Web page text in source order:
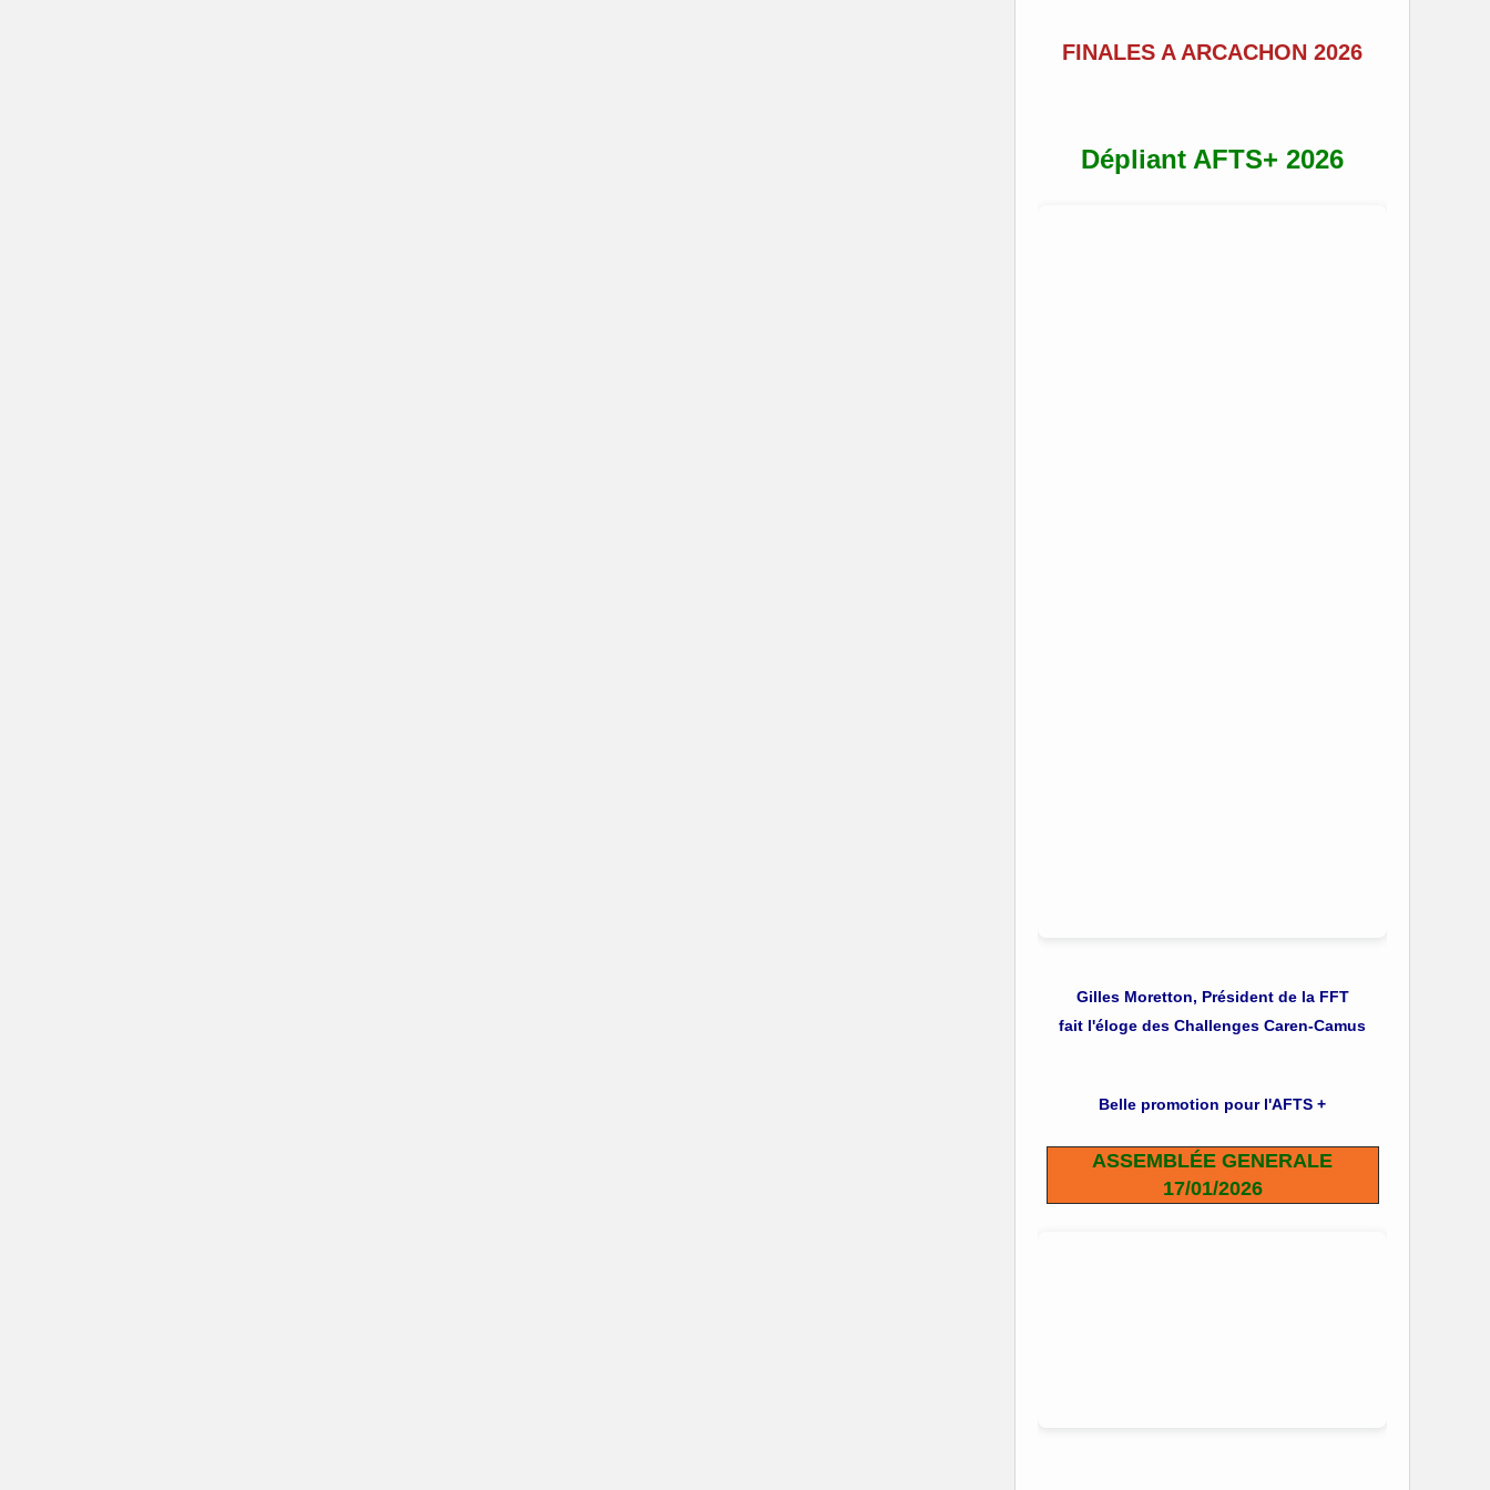
FINALES A ARCACHON 2026
Dépliant AFTS+ 2026
Gilles Moretton, Président de la FFT
fait l'éloge des Challenges Caren-Camus
Belle promotion pour l'AFTS +
ASSEMBLÉE GENERALE
17/01/2026